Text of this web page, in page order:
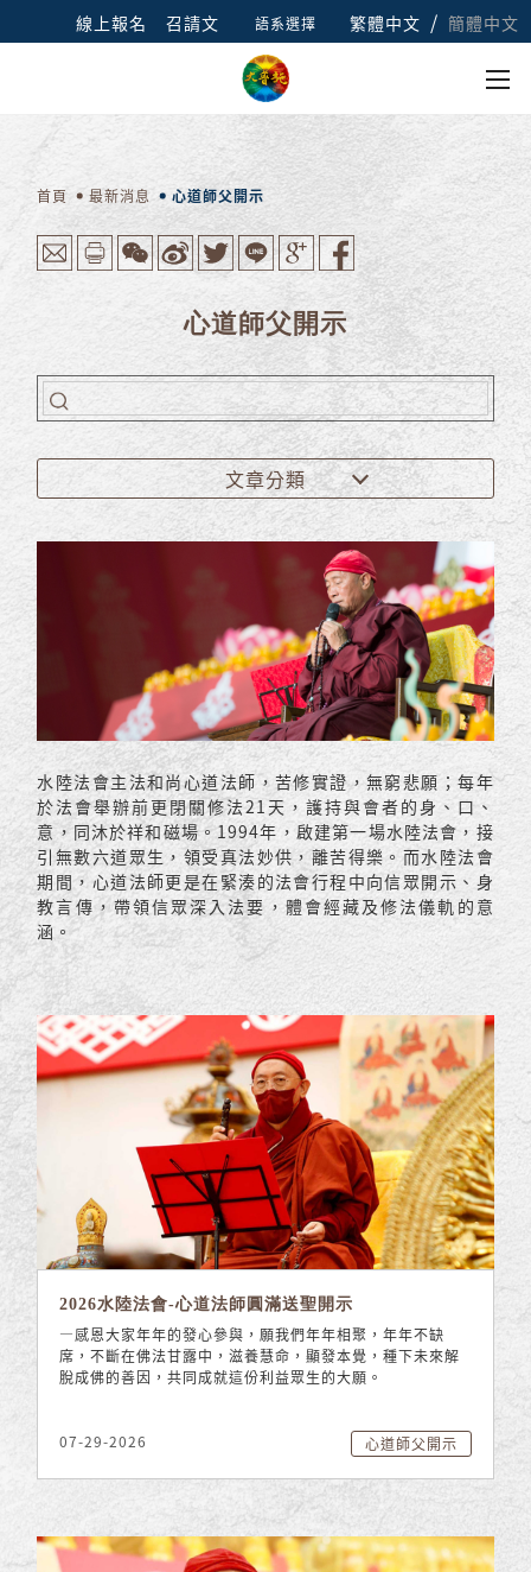
線上報名 召請文 語系選擇 繁體中文 / 簡體中文
首頁 最新消息 心道師父開示
心道師父開示
文章分類
水陸法會主法和尚心道法師，苦修實證，無窮悲願；每年
於法會舉辦前更閉關修法21天，護持與會者的身、口、
意，同沐於祥和磁場。1994年，啟建第一場水陸法會，接
引無數六道眾生，領受真法妙供，離苦得樂。而水陸法會
期間，心道法師更是在緊湊的法會行程中向信眾開示、身
教言傳，帶領信眾深入法要，體會經藏及修法儀軌的意
涵。
2026水陸法會-心道法師圓滿送聖開示
—感恩大家年年的發心參與，願我們年年相聚，年年不缺
席，不斷在佛法甘露中，滋養慧命，顯發本覺，種下未來解
脫成佛的善因，共同成就這份利益眾生的大願。
07-29-2026 心道師父開示